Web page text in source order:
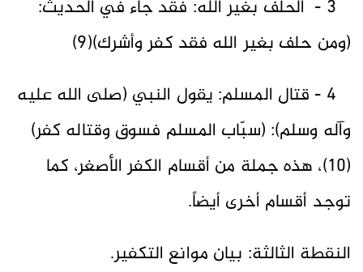
3 - الحلف بغير الله: فقد جاء في الحديث:
(ومن حلف بغير الله فقد كفر وأشرك)(9)
4 - قتال المسلم: يقول النبي (صلى الله عليه
وآله وسلم): (سبّاب المسلم فسوق وقتاله كفر)
(10)، هذه جملة من أقسام الكفر الأصغر، كما
توجد أقسام أخرى أيضاً.
النقطة الثالثة: بيان موانع التكفير.